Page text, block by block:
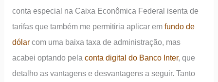
conta especial na Caixa Econômica Federal isenta de
tarifas que também me permitiria aplicar emfundo de
dólar com uma baixa taxa de administração, mas
acabei optando pelaconta digital do Banco Inter, que
detalho as vantagens e desvantagens a seguir. Tanto